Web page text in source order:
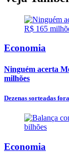
Economia
Ninguém acerta
milhões
Dezenas sorteadas
Economia